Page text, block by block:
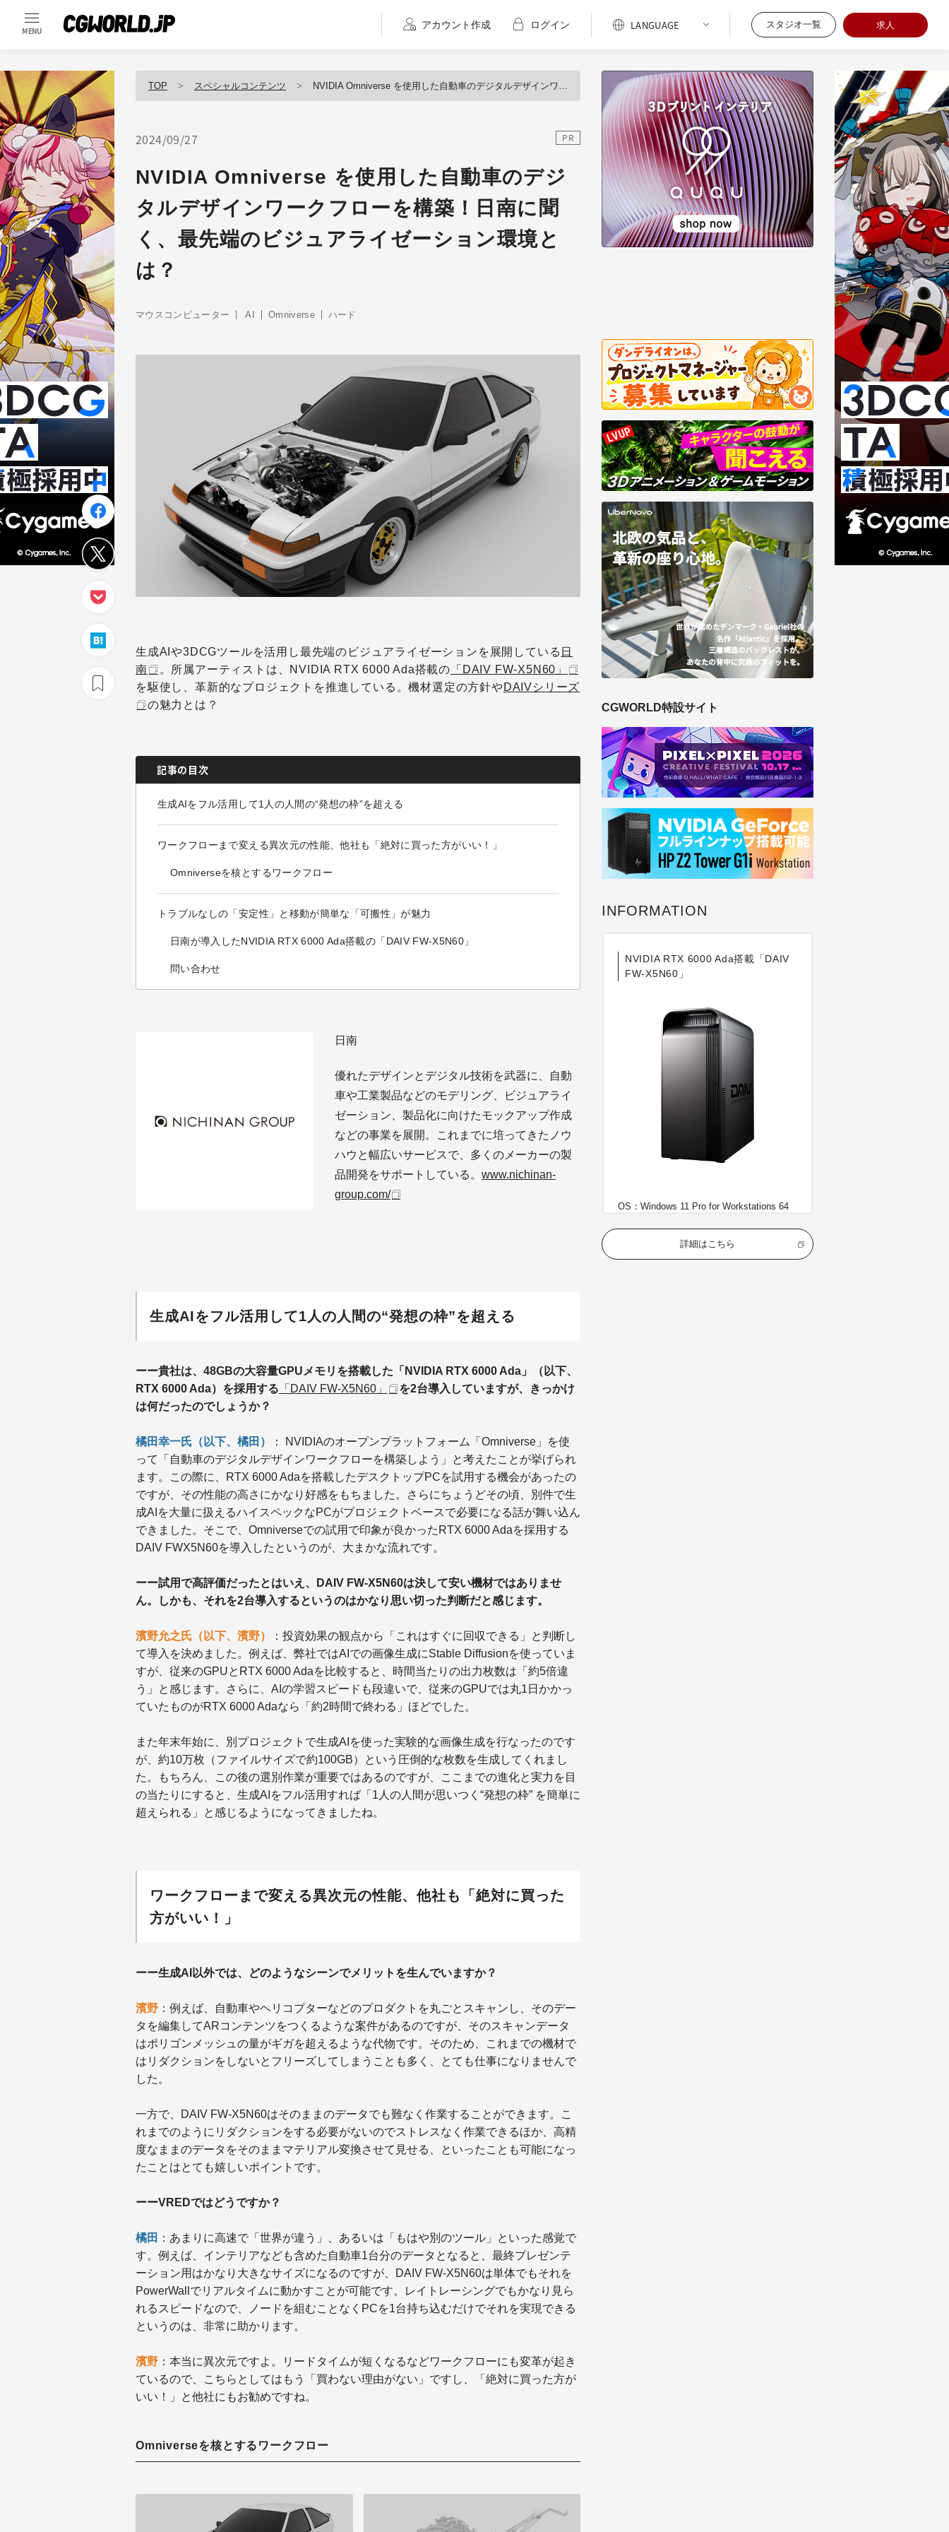
MENU
アカウント作成 ログイン スタジオ一覧 求人
TOP スペシャルコンテンツ NVIDIA Omniverse を使用した自動車のデジタルデザインワークフローを構築！日南に聞く、最先端のビジュアライゼーション環境とは？
2024/09/27 PR
NVIDIA Omniverse を使用した自動車のデジ
タルデザインワークフローを構築！日南に聞
く、最先端のビジュアライゼーション環境と
は？
マウスコンピューター AI Omniverse ハード
生成AIや3DCGツールを活用し最先端のビジュアライゼーションを展開している 日
南
。所属アーティストは、NVIDIA RTX 6000 Ada搭載の 「DAIV FW-X5N60」
を駆使し、革新的なプロジェクトを推進している。機材選定の方針やDAIVシリーズ
の魅力とは？
記事の目次
生成AIをフル活用して1人の人間の“発想の枠”を超える
ワークフローまで変える異次元の性能、他社も「絶対に買った方がいい！」
Omniverseを核とするワークフロー
トラブルなしの「安定性」と移動が簡単な「可搬性」が魅力
日南が導入したNVIDIA RTX 6000 Ada搭載の「DAIV FW-X5N60」
問い合わせ
日南
優れたデザインとデジタル技術を武器に、自動
車や工業製品などのモデリング、ビジュアライ
ゼーション、製品化に向けたモックアップ作成
などの事業を展開。これまでに培ってきたノウ
ハウと幅広いサービスで、多くのメーカーの製
品開発をサポートしている。 www.nichinan-
group.com/
生成AIをフル活用して1人の人間の“発想の枠”を超える
ーー貴社は、48GBの大容量GPUメモリを搭載した「NVIDIA RTX 6000 Ada」（以下、
RTX 6000 Ada）を採用する 「DAIV FW-X5N60」
を2台導入していますが、きっかけ
は何だったのでしょうか？
橘田幸一氏（以下、橘田）
： NVIDIAのオープンプラットフォーム「Omniverse」を使
って「自動車のデジタルデザインワークフローを構築しよう」と考えたことが挙げられ
ます。この際に、RTX 6000 Adaを搭載したデスクトップPCを試用する機会があったの
ですが、その性能の高さにかなり好感をもちました。さらにちょうどその頃、別件で生
成AIを大量に扱えるハイスペックなPCがプロジェクトベースで必要になる話が舞い込ん
できました。そこで、Omniverseでの試用で印象が良かったRTX 6000 Adaを採用する
DAIV FWX5N60を導入したというのが、大まかな流れです。
ーー試用で高評価だったとはいえ、DAIV FW-X5N60は決して安い機材ではありませ
ん。しかも、それを2台導入するというのはかなり思い切った判断だと感じます。
濱野允之氏（以下、濱野）
：投資効果の観点から「これはすぐに回収できる」と判断し
て導入を決めました。例えば、弊社ではAIでの画像生成にStable Diffusionを使っていま
すが、従来のGPUとRTX 6000 Adaを比較すると、時間当たりの出力枚数は「約5倍違
う」と感じます。さらに、AIの学習スピードも段違いで、従来のGPUでは丸1日かかっ
ていたものがRTX 6000 Adaなら「約2時間で終わる」ほどでした。
また年末年始に、別プロジェクトで生成AIを使った実験的な画像生成を行なったのです
が、約10万枚（ファイルサイズで約100GB）という圧倒的な枚数を生成してくれまし
た。もちろん、この後の選別作業が重要ではあるのですが、ここまでの進化と実力を目
の当たりにすると、生成AIをフル活用すれば「1人の人間が思いつく“発想の枠” を簡単に
超えられる」と感じるようになってきましたね。
ワークフローまで変える異次元の性能、他社も「絶対に買った
方がいい！」
ーー生成AI以外では、どのようなシーンでメリットを生んでいますか？
濱野 ：例えば、自動車やヘリコプターなどのプロダクトを丸ごとスキャンし、そのデー
タを編集してARコンテンツをつくるような案件があるのですが、そのスキャンデータ
はポリゴンメッシュの量がギガを超えるような代物です。そのため、これまでの機材で
はリダクションをしないとフリーズしてしまうことも多く、とても仕事になりませんで
した。
一方で、DAIV FW-X5N60はそのままのデータでも難なく作業することができます。こ
れまでのようにリダクションをする必要がないのでストレスなく作業できるほか、高精
度なままのデータをそのままマテリアル変換させて見せる、といったことも可能になっ
たことはとても嬉しいポイントです。
ーーVREDではどうですか？
橘田 ：あまりに高速で「世界が違う」、あるいは「もはや別のツール」といった感覚で
す。例えば、インテリアなども含めた自動車1台分のデータとなると、最終プレゼンテ
ーション用はかなり大きなサイズになるのですが、DAIV FW-X5N60は単体でもそれを
PowerWallでリアルタイムに動かすことが可能です。レイトレーシングでもかなり見ら
れるスピードなので、ノードを組むことなくPCを1台持ち込むだけでそれを実現できる
というのは、非常に助かります。
濱野 ：本当に異次元ですよ。リードタイムが短くなるなどワークフローにも変革が起き
ているので、こちらとしてはもう「買わない理由がない」ですし、「絶対に買った方が
いい！」と他社にもお勧めですね。
Omniverseを核とするワークフロー
CGWORLD特設サイト
INFORMATION
NVIDIA RTX 6000 Ada搭載「DAIV
FW-X5N60」
OS：Windows 11 Pro for Workstations 64
サー（12コア【Pコア 12、Eコア 0】 / 24
スレッド / 3.20GHz【Pコア】 / TB時最大
詳細はこちら